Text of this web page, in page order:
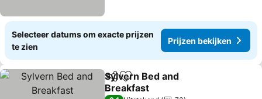
Selecteer datums om exacte prijzen
te zien
Prijzen bekijken
DelenToevoegen aan favorieten
Sylvern Bed and
Breakfast